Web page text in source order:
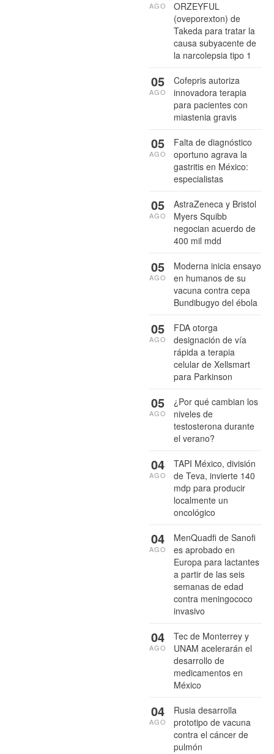
ORZEYFUL
(oveporexton) de
Takeda para tratar la
causa subyacente de
la narcolepsia tipo 1
AGO
Cofepris autoriza
innovadora terapia
para pacientes con
miastenia gravis
05
AGO
Falta de diagnóstico
oportuno agrava la
gastritis en México:
especialistas
05
AGO
AstraZeneca y Bristol
Myers Squibb
negocian acuerdo de
400 mil mdd
05
AGO
Moderna inicia ensayo
en humanos de su
vacuna contra cepa
Bundibugyo del ébola
05
AGO
FDA otorga
designación de vía
rápida a terapia
celular de Xellsmart
para Parkinson
05
AGO
¿Por qué cambian los
niveles de
testosterona durante
el verano?
05
AGO
TAPI México, división
de Teva, invierte 140
mdp para producir
localmente un
oncológico
04
AGO
MenQuadfi de Sanofi
es aprobado en
Europa para lactantes
a partir de las seis
semanas de edad
contra meningococo
invasivo
04
AGO
Tec de Monterrey y
UNAM acelerarán el
desarrollo de
medicamentos en
México
04
AGO
Rusia desarrolla
prototipo de vacuna
contra el cáncer de
pulmón
04
AGO